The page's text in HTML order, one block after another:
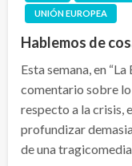
UNIÓN EUROPEA
Hablemos de
Esta semana, en
comentario sobre
respecto a la crisis,
profundizar
de una